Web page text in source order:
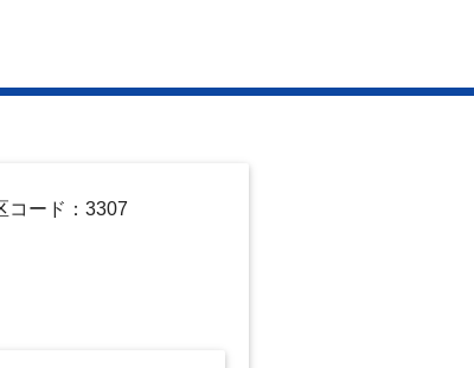
コード：3307